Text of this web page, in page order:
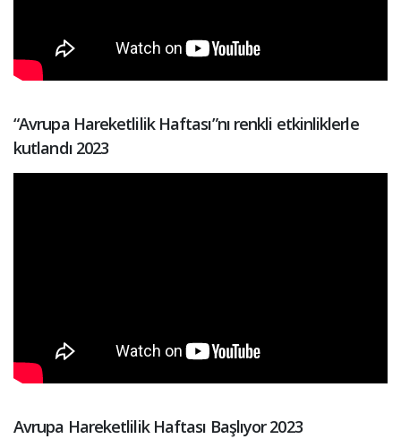
“Avrupa Hareketlilik Haftası”nı renkli etkinliklerle
kutlandı 2023
Avrupa Hareketlilik Haftası Başlıyor 2023